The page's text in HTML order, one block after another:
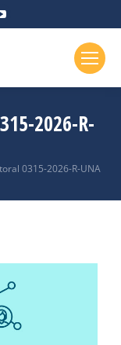
2026-R-
0315-2026-R-UNA